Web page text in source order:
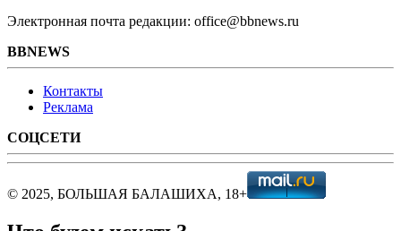
Электронная почта редакции: office@bbnews.ru
BBNEWS
Контакты
Реклама
СОЦСЕТИ
© 2025, БОЛЬШАЯ БАЛАШИХА, 18+